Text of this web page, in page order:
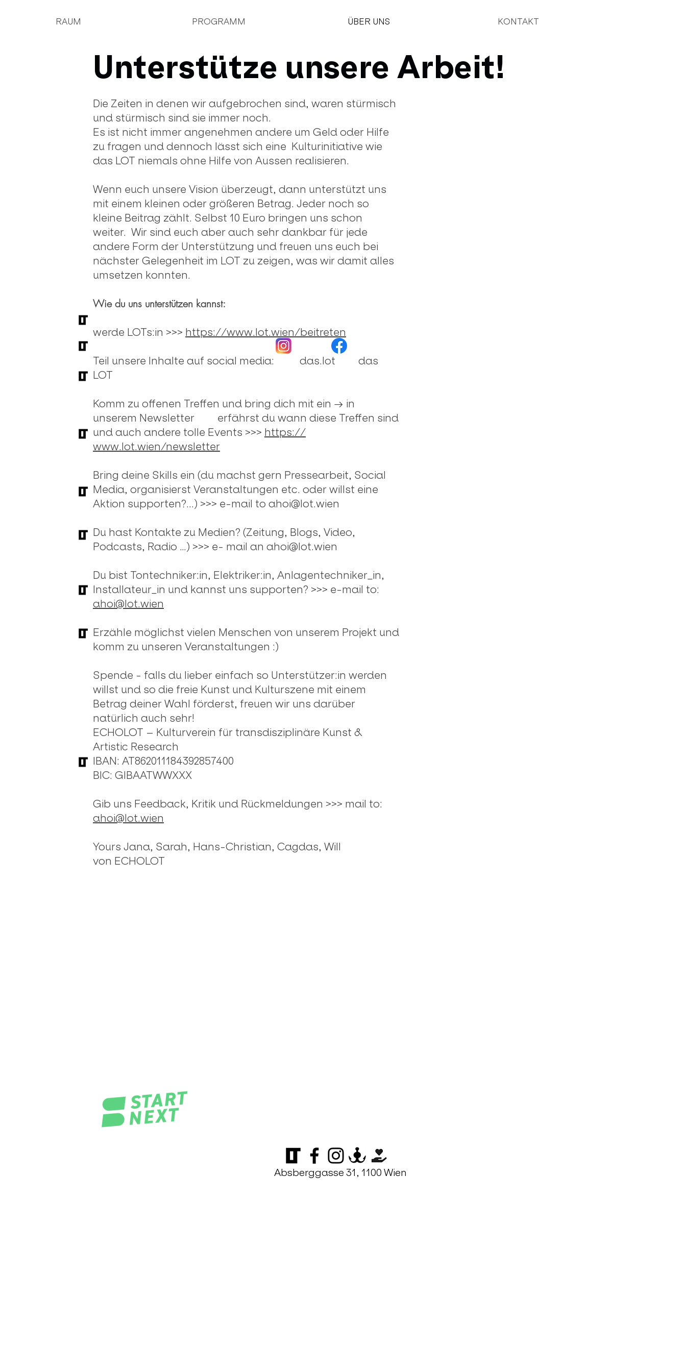
RAUM PROGRAMM ÜBER UNS KONTAKT
Unterstütze unsere Arbeit!
Die Zeiten in denen wir aufgebrochen sind, waren stürmisch
und stürmisch sind sie immer noch.
Es ist nicht immer angenehmen andere um Geld oder Hilfe
zu fragen und dennoch lässt sich eine Kulturinitiative wie
das LOT niemals ohne Hilfe von Aussen realisieren.
Wenn euch unsere Vision überzeugt, dann unterstützt uns
mit einem kleinen oder größeren Betrag. Jeder noch so
kleine Beitrag zählt. Selbst 10 Euro bringen uns schon
weiter. Wir sind euch aber auch sehr dankbar für jede
andere Form der Unterstützung und freuen uns euch bei
nächster Gelegenheit im LOT zu zeigen, was wir damit alles
umsetzen konnten.
Wie du uns unterstützen kannst:
werde LOTs:in >>> https://www.lot.wien/beitreten
Teil unsere Inhalte auf social media: das.lot das
LOT
Komm zu offenen Treffen und bring dich mit ein → in
unserem Newsletter erfährst du wann diese Treffen sind
und auch andere tolle Events >>> https://
www.lot.wien/newsletter
Bring deine Skills ein (du machst gern Pressearbeit, Social
Media, organisierst Veranstaltungen etc. oder willst eine
Aktion supporten?...) >>> e-mail to ahoi@lot.wien
Du hast Kontakte zu Medien? (Zeitung, Blogs, Video,
Podcasts, Radio …) >>> e- mail an ahoi@lot.wien
Du bist Tontechniker:in, Elektriker:in, Anlagentechniker_in,
Installateur_in und kannst uns supporten? >>> e-mail to:
ahoi@lot.wien
Erzähle möglichst vielen Menschen von unserem Projekt und
komm zu unseren Veranstaltungen :)
Spende - falls du lieber einfach so Unterstützer:in werden
willst und so die freie Kunst und Kulturszene mit einem
Betrag deiner Wahl förderst, freuen wir uns darüber
natürlich auch sehr!
ECHOLOT – Kulturverein für transdisziplinäre Kunst &
Artistic Research
IBAN: AT862011184392857400
BIC: GIBAATWWXXX
Gib uns Feedback, Kritik und Rückmeldungen >>> mail to:
ahoi@lot.wien
Yours Jana, Sarah, Hans-Christian, Cagdas, Will
von ECHOLOT
Absberggasse 31, 1100 Wien